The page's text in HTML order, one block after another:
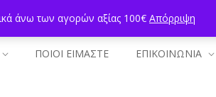
ΠΟΙΟΙ ΕΙΜΑΣΤΕ ΕΠΙΚΟΙΝΩΝΙΑ
άνω των αγορών αξίας 100€ Απόρριψη